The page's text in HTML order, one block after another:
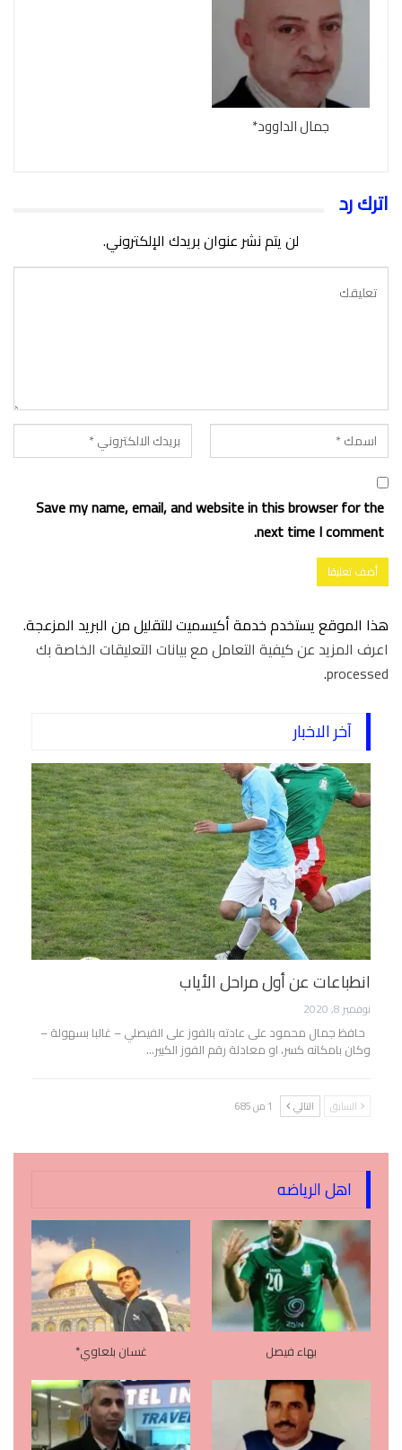
جمال الداوود*
اترك رد
لن يتم نشر عنوان بريدك الإلكتروني.
Save my name, email, and website in this browser for the
next time I comment.
هذا الموقع يستخدم خدمة أكيسميت للتقليل من البريد المزعجة.
اعرف المزيد عن كيفية التعامل مع بيانات التعليقات الخاصة بك
processed
.
آخر الاخبار
انطباعات عن أول مراحل الأياب
نوفمبر 8, 2020
حافظ جمال محمود على عادته بالفوز على الفيصلي – غالبا بسهولة –
وكان بامكانه كسر، او معادلة رقم الفوز الكبير…
السابق التالي 1 من 685
اهل الرياضه
بهاء فيصل غسان بلعاوي*